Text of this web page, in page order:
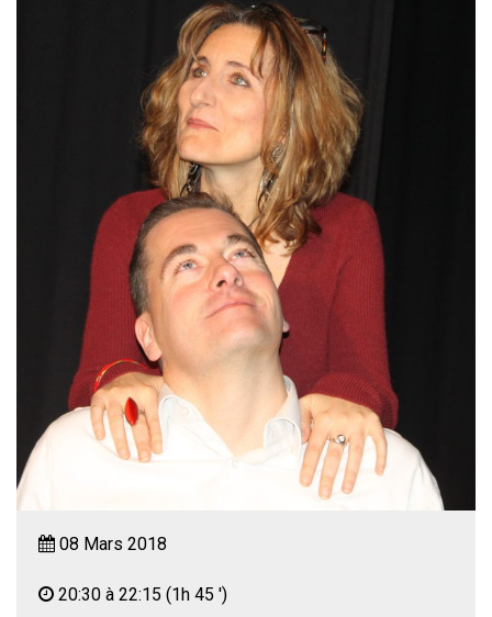
08 Mars 2018
20:30 à 22:15 (1h 45 ')